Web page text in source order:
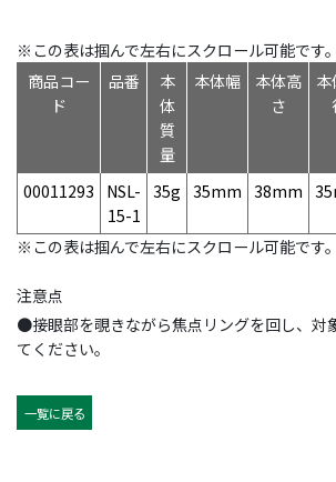
※この表は掴んで左右にスクロール可能です。
商品コー
ド
品番
本
体
質
量
本体幅
本体高
さ
00011293
NSL-
15-1
35g 35mm 38mm
※この表は掴んで左右にスクロール可能です。
注意点
●接眼部を覗きながら焦点リングを回し、対
てください。
一覧に戻る